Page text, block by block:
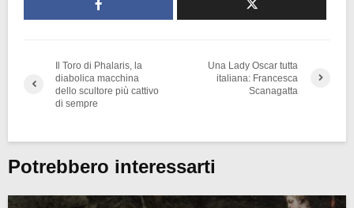
Il Toro di Phalaris, la
diabolica macchina
dello scultore più cattivo
di sempre
Una Lady Oscar tutta
italiana: Francesca
Scanagatta
Potrebbero interessarti